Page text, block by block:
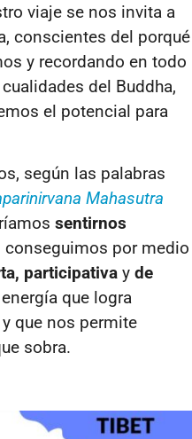
viaje se nos invita a
conscientes del porqué
y recordando en todo
del Buddha,
el potencial para
según las palabras
Mahasutra
sentirnos
conseguimos por medio
participativa y de
que logra
que nos permite
sobra.